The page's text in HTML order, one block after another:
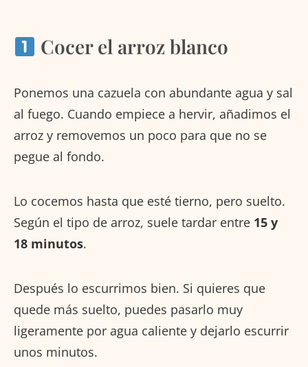
Cocer el arroz blanco
Ponemos una cazuela con abundante agua y sal
al fuego. Cuando empiece a hervir, añadimos el
arroz y removemos un poco para que no se
pegue al fondo.
Lo cocemos hasta que esté tierno, pero suelto.
Según el tipo de arroz, suele tardar entre 15 y
18 minutos.
Después lo escurrimos bien. Si quieres que
quede más suelto, puedes pasarlo muy
ligeramente por agua caliente y dejarlo escurrir
unos minutos.